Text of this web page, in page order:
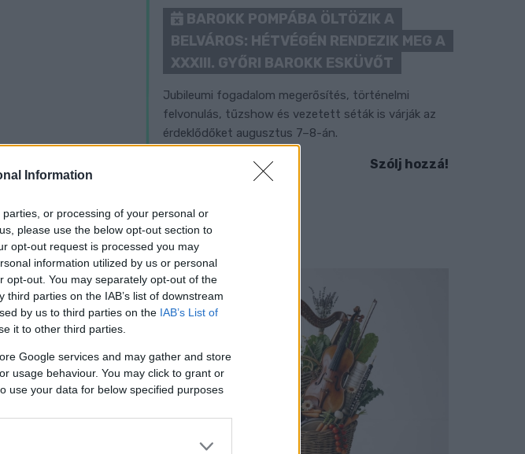
Information
or processing of your personal or
please use the below opt-out section to
opt-out request is processed you may
information utilized by us or personal
opt-out. You may separately opt-out of the
parties on the IAB’s list of downstream
by us to third parties on the IAB’s List of
it to other third parties.
Google services and may gather and store
usage behaviour. You may click to grant or
use your data for below specified purposes
BAROKK POMPÁBA ÖLTÖZIK A
BELVÁROS: HÉTVÉGÉN RENDEZIK MEG A
XXXIII. GYŐRI BAROKK ESKÜVŐT
Jubileumi fogadalom megerősítés, történelmi
felvonulás, tűzshow és vezetett séták is várják az
érdeklődőket augusztus 7–8-án.
Szólj hozzá!